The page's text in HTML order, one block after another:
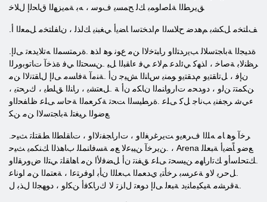
ﻖﻳﺮﻄﻟﺍ ﺔﻠﺻﺍﻮﻤﺑ ﻚﻟ ﺢﻤﺴﻳ ﻑﻮﺳ ، ﻪﺑ ﺔﻤﻳﺰﻬﻟﺍ ﻕﺎﺤﻟﺇ ﻝﻼ ﺧ
.ﻒﻠﺘﺨﻣ ﻞﻜﺸﺑ ﻢﻫﺪﺿ ﺡﻼ ﺴﻟﺍ ﻡﺍﺪﺨﺘﺳﺍ ﺎﻀﻳﺃ ﻲﻐﺒﻨﻳ ﻚﻟﺬﻟ ، ﻥﺎﻔﻠﺘﺨﻣ ﻞﻤﻌﻟﺍ ﺃ
ﺮﻈﻨﻟﺎﺑ ﺔﺻﺎﺧ ، ﺍﺬﻬﻛ ﻲﺋﺍﺪﻋ ﻢﻟﺎﻋ ﻲﻓ ءﺎﻘﺒﻟﺍ ﻞﻴ .ﻦﺴﺤﺘﻟﺍ ﻲﻓ ﺓﺬﺧﺁ ﺕﺎﺗﻮﺑﻭﺮﻟﺍ
ﻥﺈﻓ ، ﻞﺗﺎﻘﺘﻳﻭ ﻡﺪﻘﺘﻳﻭ ﻮﻤﻨﻳ ﺱﺎﻨﻟﺍ ﺶﻴﺟ ﻥﺃ .ﺔﻨﻣﺁ ﺔﻓﺎﺴﻣ ﻰﻟﺇ ﻝﺎﻘﺘﻧﻻ ﺍ ﻦﻣ
ﻦﻜﻤﺘﺗ ﻦﻟﻭ ، ﺩﻭﺪﺤﻣ ﺕﺍﺭﻭﺎﻨﻤﻟﺍ ﻥﺎﻜﻣ ﻥﺃ ﺔ .ﻞﻌﺘﺸﻳ ، ﺭﺎﻨﻟﺍ ﻖﻠﻄﻳ ، ﻙﺮﺤﺘﻳ ،
ءﻲﺷ ﺮﺠﻔﻨﻳ ﺐﻧﺎﺟ ﻞﻛ ﻰﻠﻋ .ﺓﺮﻄﻴﺴﻟﺍ ﺖﺤﺗ ﺔﻛﺮﻌﻤﻟﺍ ﺔﺣﺎﺳ ﻰﻠﻋ ﻅﺎﻔﺤﻟﺍﻭ
ﻊﺿﻮﻟﺍ ﺮﻴﻐﺘﻟ ﺔﺑﺎﺠﺘﺳﻻ ﺍ ﻦﻣ ﻦﻜ
.ﻦﻳﺮﺧﺁ ﻦﻴﺒﻋﻻ ﻊﻣ ﺔﺴﻓﺎﻨﻤﻠﻟ ﺏﺎﻫﺬﻟﺍ ﻚﻨﻜﻤﻳ ﺚﻴﺣ ، Arena ﻊﺿﻭ ﺎًﻀﻳﺃ ﺔﺒﻌﻠﻟ
.ﻚﺘﺤﻠﺳﺃﻭ ﻚﺗﺍﺭﺎﻬﻣ ﻦﻴﺴﺤﺗ ﻰﻠﻋ ﻖﻔﻨﺗ ﻥﺃ ﻞﻀﻓﻷ ﺍ ﻦﻣ ﺎﻫﺎﻘﻠﺗ ﻲﺘﻟﺍ ﺽﻭﺮﻘﻟﺍﻭ
.ﻞﺣﺮﻳ ﻻ ﻭ ﺔﻋﺮﺴﺑ ﺮﺧﺄﺘﻳ ﻱﺪﻌﻤﻟﺍ ﺐﻌﻠﻟﺍ ﻥﺄﺑ ﺍﻮﻓﺮﺘﻋﺍ ، ﺔﻌﺘﻤﻟﺍ ﻦﻣ ﺍﻮﻧﺎﻋ
.ﺔﻗﺮﺸﻣ ﺔﻴﻜﻴﻣﺎﻨﻳﺩ ﺔﺒﻌﻟ ﻰﻟﺇ ﺩﻮﻌﺗ ﻝﺍﺰﺗ ﻻ ﻙﺭﺎﻜﻓﺃ ﻦﻜﻟﻭ ، ﺩﻮﻬﺠﻟﺍ ﻝﺬﺑ ﻝ